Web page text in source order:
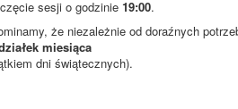
sesji o godzinie 19:00.
że niezależnie od doraźnych
miesiąca
dni świątecznych).